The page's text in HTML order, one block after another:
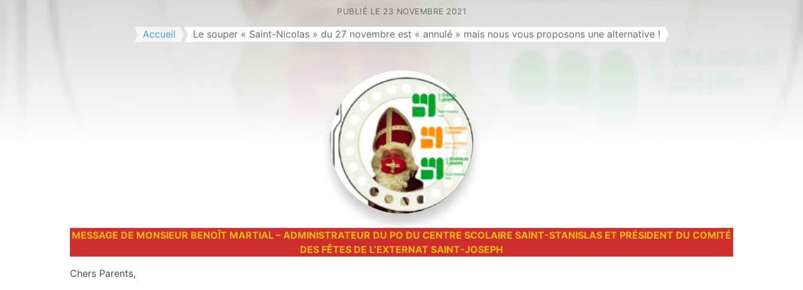
PUBLIÉ LE 23 NOVEMBRE 2021
Accueil Le souper « Saint-Nicolas » du 27 novembre est « annulé » mais nous vous proposons une alternative !
MESSAGE DE MONSIEUR BENOÎT MARTIAL – ADMINISTRATEUR DU PO DU CENTRE SCOLAIRE SAINT-STANISLAS ET PRÉSIDENT DU COMITÉ
DES FÊTES DE L’EXTERNAT SAINT-JOSEPH
Chers Parents,